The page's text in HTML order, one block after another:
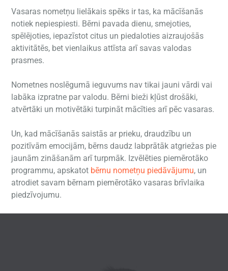
Vasaras nometņu lielākais spēks ir tas, ka mācīšanās
notiek nepiespiesti. Bērni pavada dienu, smejoties,
spēlējoties, iepazīstot citus un piedaloties aizraujošās
aktivitātēs, bet vienlaikus attīsta arī savas valodas
prasmes.
Nometnes noslēgumā ieguvums nav tikai jauni vārdi vai
labāka izpratne par valodu. Bērni bieži kļūst drošāki,
atvērtāki un motivētāki turpināt mācīties arī pēc vasaras.
Un, kad mācīšanās saistās ar prieku, draudzību un
pozitīvām emocijām, bērns daudz labprātāk atgriežas pie
jaunām zināšanām arī turpmāk. Izvēlēties piemērotāko
programmu, apskatot bērnu nometņu piedāvājumu, un
atrodiet savam bērnam piemērotāko vasaras brīvlaika
piedzīvojumu.